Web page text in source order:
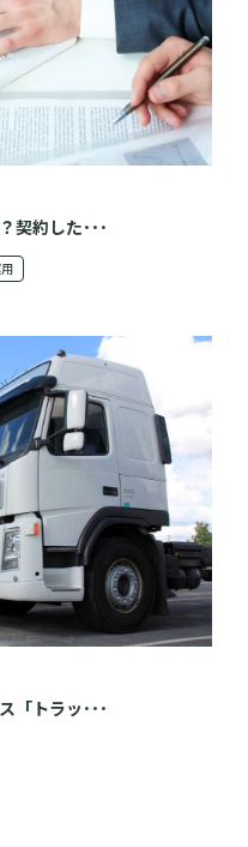
契約した･･･
「トラッ･･･